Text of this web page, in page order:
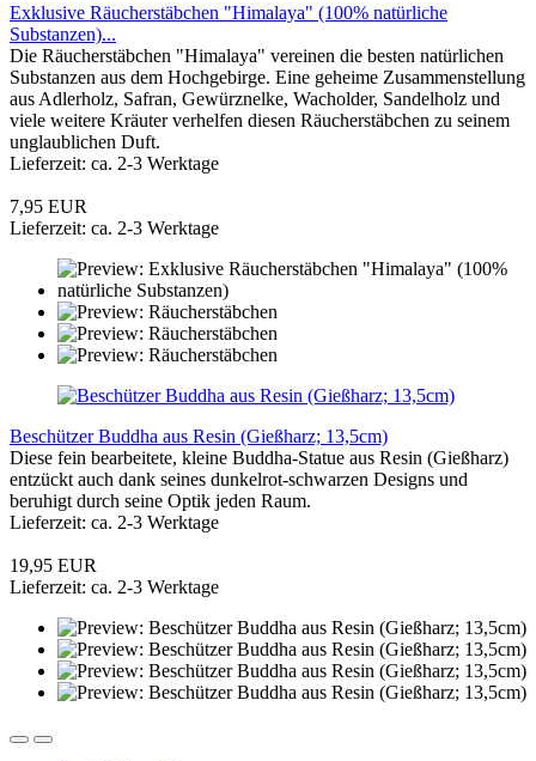
Exklusive Räucherstäbchen "Himalaya" (100% natürliche
Substanzen)...
Die Räucherstäbchen "Himalaya" vereinen die besten natürlichen
Substanzen aus dem Hochgebirge. Eine geheime Zusammenstellung
aus Adlerholz, Safran, Gewürznelke, Wacholder, Sandelholz und
viele weitere Kräuter verhelfen diesen Räucherstäbchen zu seinem
unglaublichen Duft.
Lieferzeit: ca. 2-3 Werktage
7,95 EUR
Lieferzeit: ca. 2-3 Werktage
Beschützer Buddha aus Resin (Gießharz; 13,5cm)
Diese fein bearbeitete, kleine Buddha-Statue aus Resin (Gießharz)
entzückt auch dank seines dunkelrot-schwarzen Designs und
beruhigt durch seine Optik jeden Raum.
Lieferzeit: ca. 2-3 Werktage
19,95 EUR
Lieferzeit: ca. 2-3 Werktage